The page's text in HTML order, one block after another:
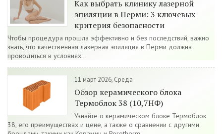
Как выбрать клинику лазерной
эпиляции в Перми: 3 ключевых
критерия безопасности
Чтобы процедура прошла эффективно и без последствий, важно
знать, что качественная лазерная эпиляция в Перми должна
проводиться в условиях...
11 март 2026, Среда
Обзор керамического блока
Термоблок 38 (10,7НФ)
Узнайте о керамическом блоке Термоблок
38, его преимуществах и цене, а также о сравнении с другими